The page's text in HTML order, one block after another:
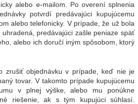
alebo e-mailom. Po overení splnenia
potvrdí predávajúci kupujúcemu
alebo telefonicky. V prípade, že už bola
predávajúci zašle peniaze späť
alebo ich doručí iným spôsobom, ktorý
zrušiť objednávku v prípade, keď nie je
tovar. V takomto prípade kupujúcemu
v plnej výške, alebo mu ponúkne
riešenie, ak s tým kupujúci súhlasí.